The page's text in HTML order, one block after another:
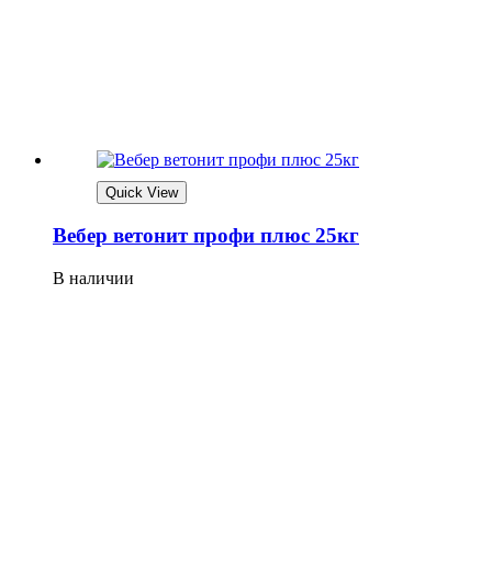
Quick View
Вебер ветонит профи плюс 25кг
В наличии